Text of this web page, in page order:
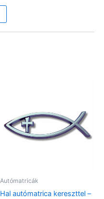
Autómatricák
Hal autómatrica kereszttel –